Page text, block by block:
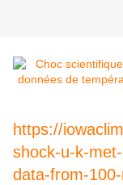
https://
shock-u-k-
data-from-